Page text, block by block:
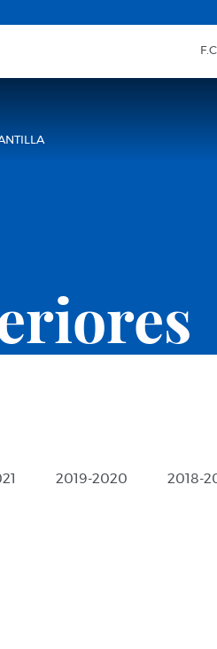
2019-2020 2018-